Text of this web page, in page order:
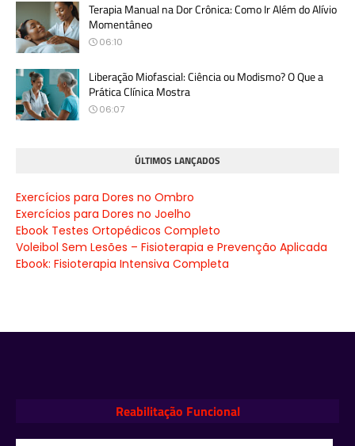
Terapia Manual na Dor Crônica: Como Ir Além do Alívio
Momentâneo
06:10
Liberação Miofascial: Ciência ou Modismo? O Que a
Prática Clínica Mostra
06:07
ÚLTIMOS LANÇADOS
Exercícios para Dores no Ombro
Exercícios para Dores no Joelho
Ebook Testes Ortopédicos Completo
Voleibol Sem Lesões – Fisioterapia e Prevenção Aplicada
Ebook: Fisioterapia Intensiva Completa
Reabilitação Funcional